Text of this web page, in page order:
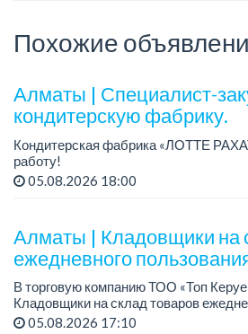
Похожие
Алматы | Специалист-
кондитерскую фабрику.
Кондитерская фабрика «ЛОТТЕ
работу!
Зарплата: до 275 000 тенге.
05.08.2026 18:00
Алматы | Кладовщики на
ежедневного
В торговую компанию ТОО «Топ
Кладовщики на склад товаров
Зарплата: 248 600 тенге + премия 80
05.08.2026 17:10